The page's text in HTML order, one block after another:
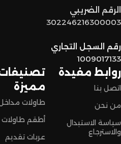
توصيل سريع وآمن
نضمن وصول منتجاتكم بأفضل
اختاروا الراحة والأناقة من المنزل
تسوق مميزة.
روابط مفيدة
اتصل بنا
من نحن
سياسة الاستبدال
والاسترجاع
مميزة
طاولات
أطقم طاولات
عربات تقديم
الرقم الضريبي
302246216300003
رقم السجل التجاري
1009017133